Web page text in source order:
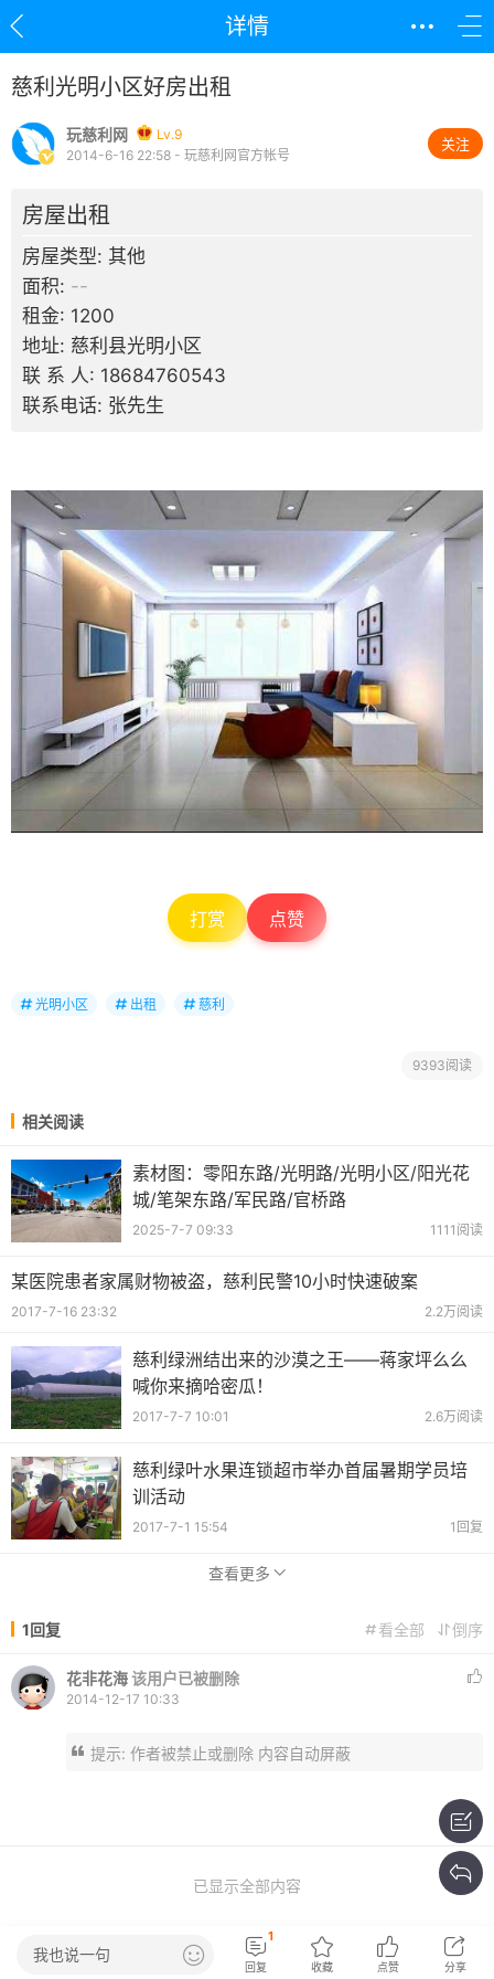
详情
慈利光明小区好房出租
玩慈利网
Lv.9
2014-6-16 22:58 - 玩慈利网官方帐号
关注
房屋出租
房屋类型: 其他
面积: --
租金: 1200
地址: 慈利县光明小区
联 系 人: 18684760543
联系电话: 张先生
打赏 点赞
光明小区 出租 慈利
9393阅读
相关阅读
素材图：零阳东路/光明路/光明小区/阳光花
城/笔架东路/军民路/官桥路
2025-7-7 09:33 1111阅读
某医院患者家属财物被盗，慈利民警10小时快速破案
2017-7-16 23:32 2.2万阅读
慈利绿洲结出来的沙漠之王——蒋家坪么么
喊你来摘哈密瓜！
2017-7-7 10:01 2.6万阅读
慈利绿叶水果连锁超市举办首届暑期学员培
训活动
2017-7-1 15:54 1回复
查看更多
1回复 倒序
看全部
花非花海该用户已被删除
2014-12-17 10:33
提示: 作者被禁止或删除 内容自动屏蔽
已显示全部内容
我也说一句
回复
1
收藏 点赞 分享